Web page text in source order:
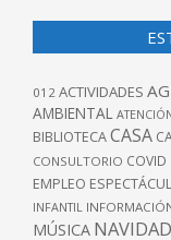
012 ACTIVIDADES
AMBIENTAL
BIBLIOTECACASA
CONSULTORIO COVID
EMPLEO
INFANTIL
MÚSICA NAVIDAD